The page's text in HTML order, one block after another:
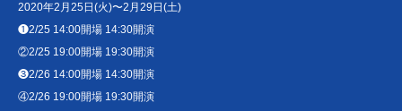
2020年2月25日(火)〜2月29日(土)
❶2/25 14:00開場 14:30開演
②2/25 19:00開場 19:30開演
❸2/26 14:00開場 14:30開演
④2/26 19:00開場 19:30開演